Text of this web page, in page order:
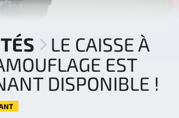
LE CAISSE À
EST
DISPONIBLE !